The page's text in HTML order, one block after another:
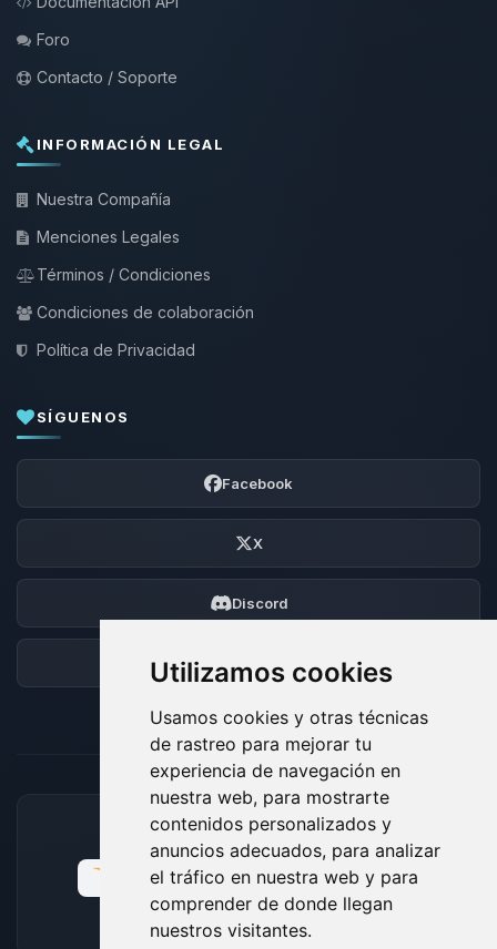
Utilizamos cookies
Usamos cookies y otras técnicas
de rastreo para mejorar tu
experiencia de navegación en
nuestra web, para mostrarte
contenidos personalizados y
anuncios adecuados, para analizar
el tráfico en nuestra web y para
comprender de donde llegan
nuestros visitantes.
Foro
Contacto / Soporte
INFORMACIÓN LEGAL
Nuestra Compañía
Menciones Legales
Términos / Condiciones
Condiciones de colaboración
Política de Privacidad
SÍGUENOS
Facebook
X
Discord
Foro
MÉTODOS DE PAGO ACEPTADOS